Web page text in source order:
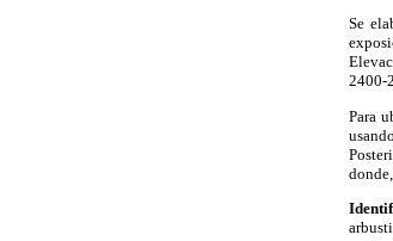
Se
2400-
Para